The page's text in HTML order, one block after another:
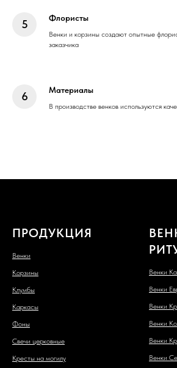
Флористы
Венки и корзины создают опытные
заказчика
Материалы
В производстве венков используются
ПРОДУКЦИЯ
Венки
Корзины
Клумбы
Каркасы
Фоны
Свечи церковные
Кресты на могилу
Венки
Венки
Венки
Венки
Венки
Венки